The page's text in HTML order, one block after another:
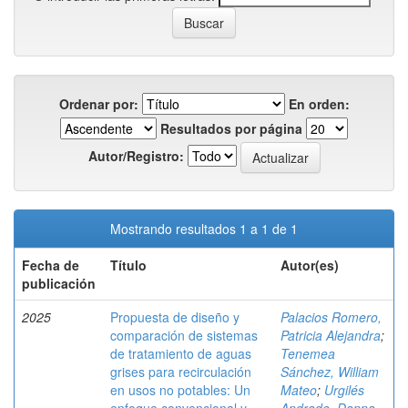
Ordenar por:
En orden:
Resultados por página
Autor/Registro:
Mostrando resultados 1 a 1 de 1
Fecha de
publicación
Título Autor(es)
2025
Propuesta de diseño y
comparación de sistemas
de tratamiento de aguas
grises para recirculación
en usos no potables: Un
Palacios Romero,
Patricia Alejandra;
Tenemea
Sánchez, William
Mateo; Urgilés